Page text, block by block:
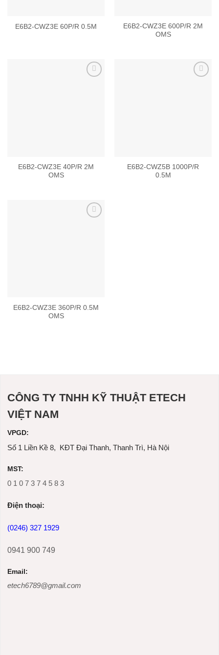
E6B2-CWZ3E 60P/R 0.5M
E6B2-CWZ3E 600P/R 2M
OMS
E6B2-CWZ3E 40P/R 2M
OMS
E6B2-CWZ5B 1000P/R
0.5M
E6B2-CWZ3E 360P/R 0.5M
OMS
CÔNG TY TNHH KỸ THUẬT ETECH
VIỆT NAM
VPGD:
Số 1 Liền Kề 8, KĐT Đại Thanh, Thanh Trì, Hà Nội
MST:
0 1 0 7 3 7 4 5 8 3
Ðiện thoại:
(0246) 327 1929
0941 900 749
Email:
etech6789@gmail.com